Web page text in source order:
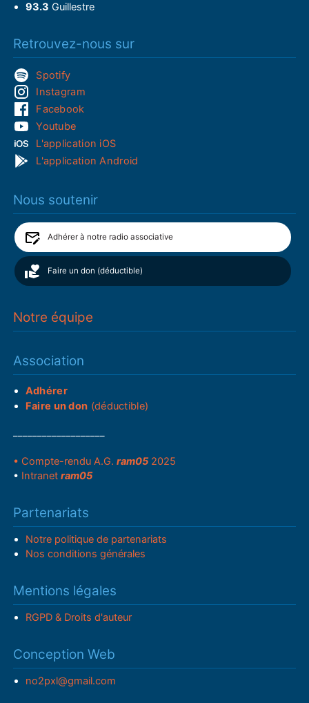
93.3 Guillestre
Retrouvez-nous sur
Spotify
Instagram
Facebook
Youtube
L'application iOS
L'application Android
Nous soutenir
Adhérer à notre radio associative
Faire un don (déductible)
Notre équipe
Association
Adhérer
Faire un don (déductible)
• Compte-rendu A.G.ram05 2025
• Intranetram05
Partenariats
Notre politique de partenariats
Nos conditions générales
Mentions légales
RGPD & Droits d'auteur
Conception Web
no2pxl@gmail.com